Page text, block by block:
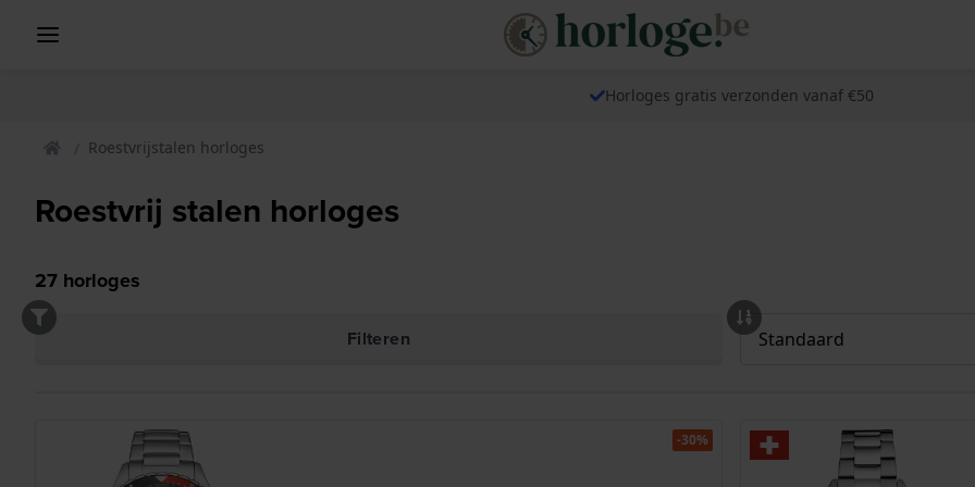
Horloges gratis verzonden vanaf €50
Roestvrijstalen horloges
Roestvrij stalen horloges
27 horloges
Filteren
-30%